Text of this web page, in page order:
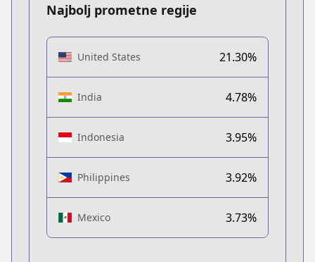
Najbolj prometne regije
United States 21.30%
India 4.78%
Indonesia 3.95%
Philippines 3.92%
Mexico 3.73%